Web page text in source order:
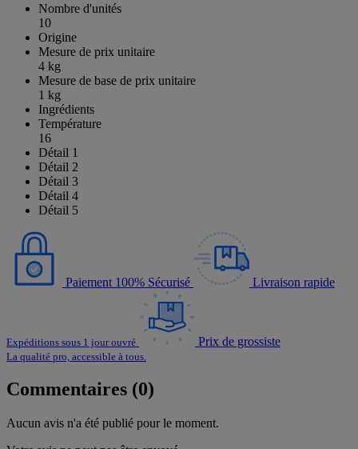
Nombre d'unités
10
Origine
Mesure de prix unitaire
4 kg
Mesure de base de prix unitaire
1 kg
Ingrédients
Température
16
Détail 1
Détail 2
Détail 3
Détail 4
Détail 5
Paiement 100% Sécurisé Livraison rapide
Expéditions sous 1 jour ouvré Prix de grossiste
La qualité pro, accessible à tous.
Commentaires (0)
Aucun avis n'a été publié pour le moment.